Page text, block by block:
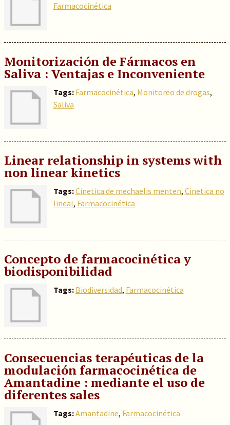
Farmacocinética
Monitorización de Fármacos en
Saliva : Ventajas e Inconveniente
Tags: Farmacocinética, Monitoreo de drogas,
Saliva
Linear relationship in systems with
non linear kinetics
Tags:Cinetica de mechaelis menten, Cinetica no
lineal, Farmacocinética
Concepto de farmacocinética y
biodisponibilidad
Tags: Biodiversidad, Farmacocinética
Consecuencias terapéuticas de la
modulación farmacocinética de
Amantadine : mediante el uso de
diferentes sales
Tags:Amantadine, Farmacocinética